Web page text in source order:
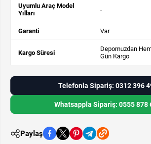
Uyumlu Araç Model
Yılları
-
Garanti Var
Kargo Süresi
Depomuzdan
Gün Kargo
Telefonla Sipariş: 0312 396
Whatsappla Sipariş: 0555 878
Paylaş